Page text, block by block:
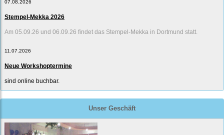
07.08.2026
Stempel-Mekka 2026
Am 05.09.26 und 06.09.26 findet das Stempel-Mekka in Dortmund statt.
11.07.2026
Neue Workshoptermine
sind online buchbar.
Unser Geschäft